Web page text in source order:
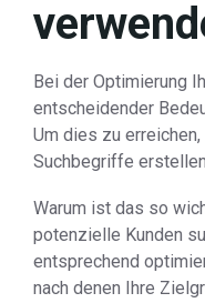
Bei der Optimierung
entscheidender
Um dies zu
Suchbegriffe
Warum ist das so
potenzielle Kunden
entsprechend
nach denen Ihre